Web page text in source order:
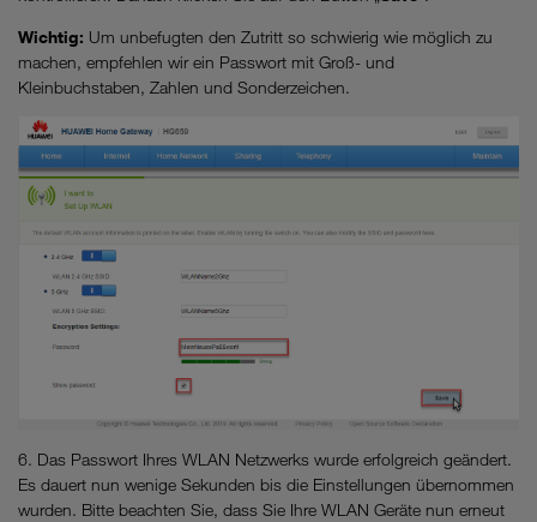
Wichtig: Um unbefugten den Zutritt so schwierig wie möglich zu
machen, empfehlen wir ein Passwort mit Groß- und
Kleinbuchstaben, Zahlen und Sonderzeichen.
6. Das Passwort Ihres WLAN Netzwerks wurde erfolgreich geändert.
Es dauert nun wenige Sekunden bis die Einstellungen übernommen
wurden. Bitte beachten Sie, dass Sie Ihre WLAN Geräte nun erneut
Sie nur jene Cookies im Einsatz, die zur Funktion dieser
Website unerlässlich sind.